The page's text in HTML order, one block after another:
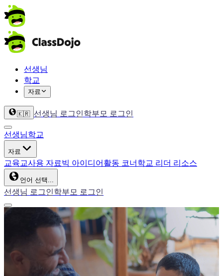
선생님
학교
자료
🇰🇷 선생님 로그인학부모 로그인
선생님학교
자료
교육교사용 자료빅 아이디어활동 코너학교 리더 리소스
언어 선택...
선생님 로그인학부모 로그인